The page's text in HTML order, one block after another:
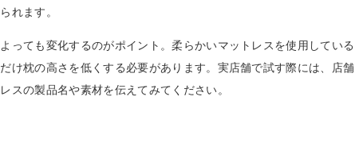
れます。
っても変化するのがポイント。柔らかいマットレスを使用している
け枕の高さを低くする必要があります。実店舗で試す際には、店舗
スの製品名や素材を伝えてみてください。